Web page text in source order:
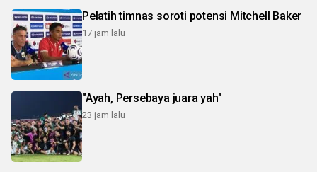
Pelatih timnas soroti potensi Mitchell Baker
17 jam lalu
"Ayah, Persebaya juara yah"
23 jam lalu